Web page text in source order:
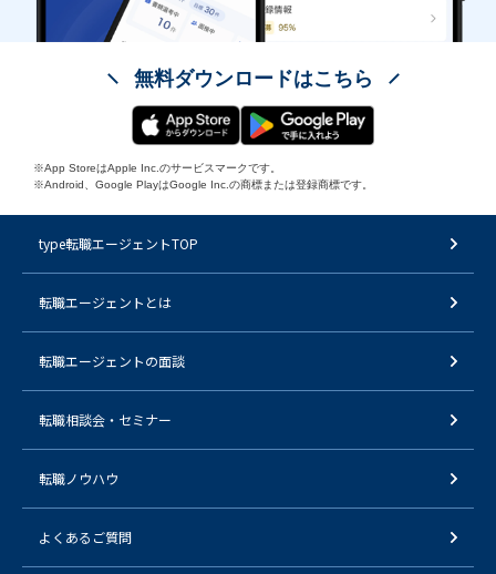
無料ダウンロードはこちら
※App StoreはApple Inc.のサービスマークです。
※Android、Google PlayはGoogle Inc.の商標または登録商標です。
type転職エージェントTOP
転職エージェントとは
転職エージェントの面談
転職相談会・セミナー
転職ノウハウ
よくあるご質問